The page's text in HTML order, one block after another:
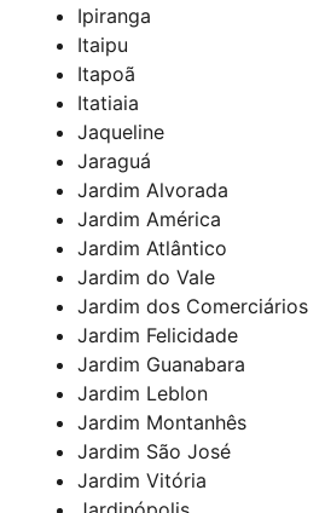
Ipiranga
Itaipu
Itapoã
Itatiaia
Jaqueline
Jaraguá
Jardim Alvorada
Jardim América
Jardim Atlântico
Jardim do Vale
Jardim dos Comerciários
Jardim Felicidade
Jardim Guanabara
Jardim Leblon
Jardim Montanhês
Jardim São José
Jardim Vitória